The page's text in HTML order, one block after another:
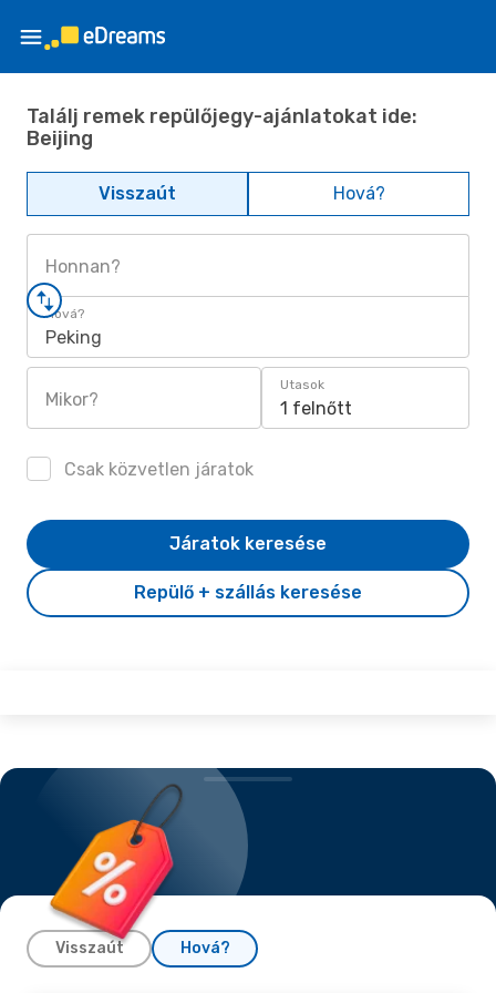
Találj remek repülőjegy-ajánlatokat ide:
Beijing
Visszaút Hová?
Honnan?
Hová?
Peking
Mikor?
Utasok
1 felnőtt
Csak közvetlen járatok
Repülő + szállás keresése
Járatok keresése
Visszaút Hová?